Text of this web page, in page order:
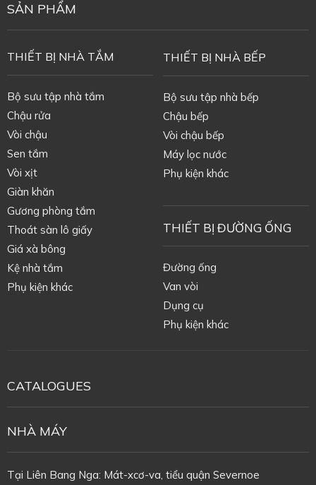
SẢN PHẨM
THIẾT BỊ NHÀ TẮM
Bộ sưu tập nhà tắm
Chậu rửa
Vòi chậu
Sen tắm
Vòi xịt
Giàn khăn
Gương phòng tắm
Thoát sàn lô giấy
Giá xà bông
Kệ nhà tắm
Phụ kiện khác
THIẾT BỊ NHÀ BẾP
Bộ sưu tập nhà bếp
Chậu bếp
Vòi chậu bếp
Máy lọc nước
Phụ kiện khác
THIẾT BỊ ĐƯỜNG ỐNG
Đường ống
Van vòi
Dụng cụ
Phụ kiện khác
CATALOGUES
NHÀ MÁY
Tại Liên Bang Nga: Mát-xcơ-va, tiểu quận Severnoe